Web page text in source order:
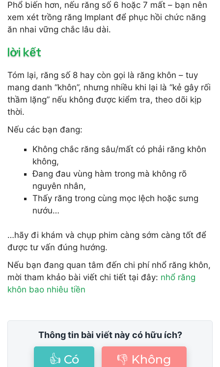
Phổ biến hơn, nếu răng số 6 hoặc 7 mất – bạn nên
xem xét trồng răng Implant để phục hồi chức năng
ăn nhai vững chắc lâu dài.
lời kết
Tóm lại, răng số 8 hay còn gọi là răng khôn – tuy
mang danh “khôn”, nhưng nhiều khi lại là “kẻ gây rối
thầm lặng” nếu không được kiểm tra, theo dõi kịp
thời.
Nếu các bạn đang:
Không chắc răng sâu/mất có phải răng khôn
không,
Đang đau vùng hàm trong mà không rõ
nguyên nhân,
Thấy răng trong cùng mọc lệch hoặc sưng
nướu…
…hãy đi khám và chụp phim càng sớm càng tốt để
được tư vấn đúng hướng.
Nếu bạn đang quan tâm đến chi phí nhổ răng khôn,
mời tham khảo bài viết chi tiết tại đây: nhổ răng
khôn bao nhiêu tiền
Thông tin bài viết này có hữu ích?
👍 Có 👎 Không